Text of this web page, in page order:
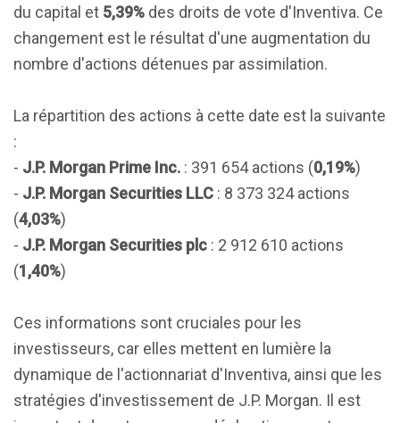
du capital et 5,39% des droits de vote d'Inventiva. Ce
changement est le résultat d'une augmentation du
nombre d'actions détenues par assimilation.
La répartition des actions à cette date est la suivante
:
- J.P. Morgan Prime Inc. : 391 654 actions (0,19%)
- J.P. Morgan Securities LLC : 8 373 324 actions
(4,03%)
- J.P. Morgan Securities plc : 2 912 610 actions
(1,40%)
Ces informations sont cruciales pour les
investisseurs, car elles mettent en lumière la
dynamique de l'actionnariat d'Inventiva, ainsi que les
stratégies d'investissement de J.P. Morgan. Il est